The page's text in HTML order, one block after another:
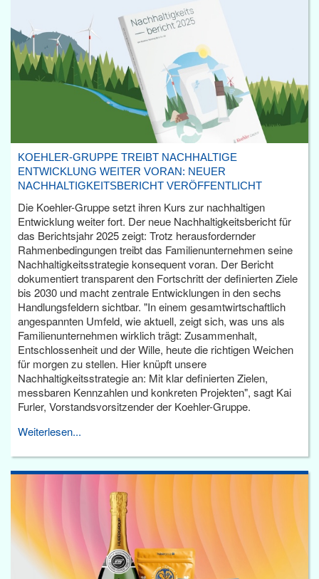
KOEHLER-GRUPPE TREIBT NACHHALTIGE
ENTWICKLUNG WEITER VORAN: NEUER
NACHHALTIGKEITSBERICHT VERÖFFENTLICHT
Die Koehler-Gruppe setzt ihren Kurs zur nachhaltigen
Entwicklung weiter fort. Der neue Nachhaltigkeitsbericht für
das Berichtsjahr 2025 zeigt: Trotz herausfordernder
Rahmenbedingungen treibt das Familienunternehmen seine
Nachhaltigkeitsstrategie konsequent voran. Der Bericht
dokumentiert transparent den Fortschritt der definierten Ziele
bis 2030 und macht zentrale Entwicklungen in den sechs
Handlungsfeldern sichtbar. "In einem gesamtwirtschaftlich
angespannten Umfeld, wie aktuell, zeigt sich, was uns als
Familienunternehmen wirklich trägt: Zusammenhalt,
Entschlossenheit und der Wille, heute die richtigen Weichen
für morgen zu stellen. Hier knüpft unsere
Nachhaltigkeitsstrategie an: Mit klar definierten Zielen,
messbaren Kennzahlen und konkreten Projekten", sagt Kai
Furler, Vorstandsvorsitzender der Koehler-Gruppe.
Weiterlesen...